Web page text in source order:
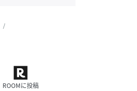
ROOMに投稿